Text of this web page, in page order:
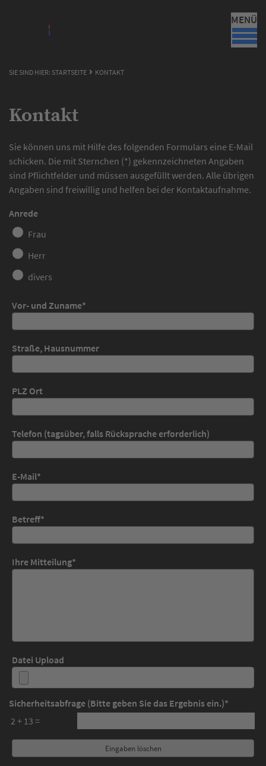
MENÜ
SIE SIND HIER: STARTSEITE KONTAKT
Kontakt
Sie können uns mit Hilfe des folgenden Formulars eine E-Mail
schicken. Die mit Sternchen (*) gekennzeichneten Angaben
sind Pflichtfelder und müssen ausgefüllt werden. Alle übrigen
Angaben sind freiwillig und helfen bei der Kontaktaufnahme.
Anrede
Frau
Herr
divers
Vor- und Zuname*
Straße, Hausnummer
PLZ Ort
Telefon (tagsüber, falls Rücksprache erforderlich)
E-Mail*
Betreff*
Ihre Mitteilung*
Datei Upload
Sicherheitsabfrage (Bitte geben Sie das Ergebnis ein.)*
2 + 13 =